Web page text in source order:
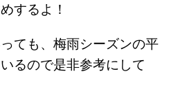
するよ！
ても、梅雨シーズンの平
るので是非参考にして